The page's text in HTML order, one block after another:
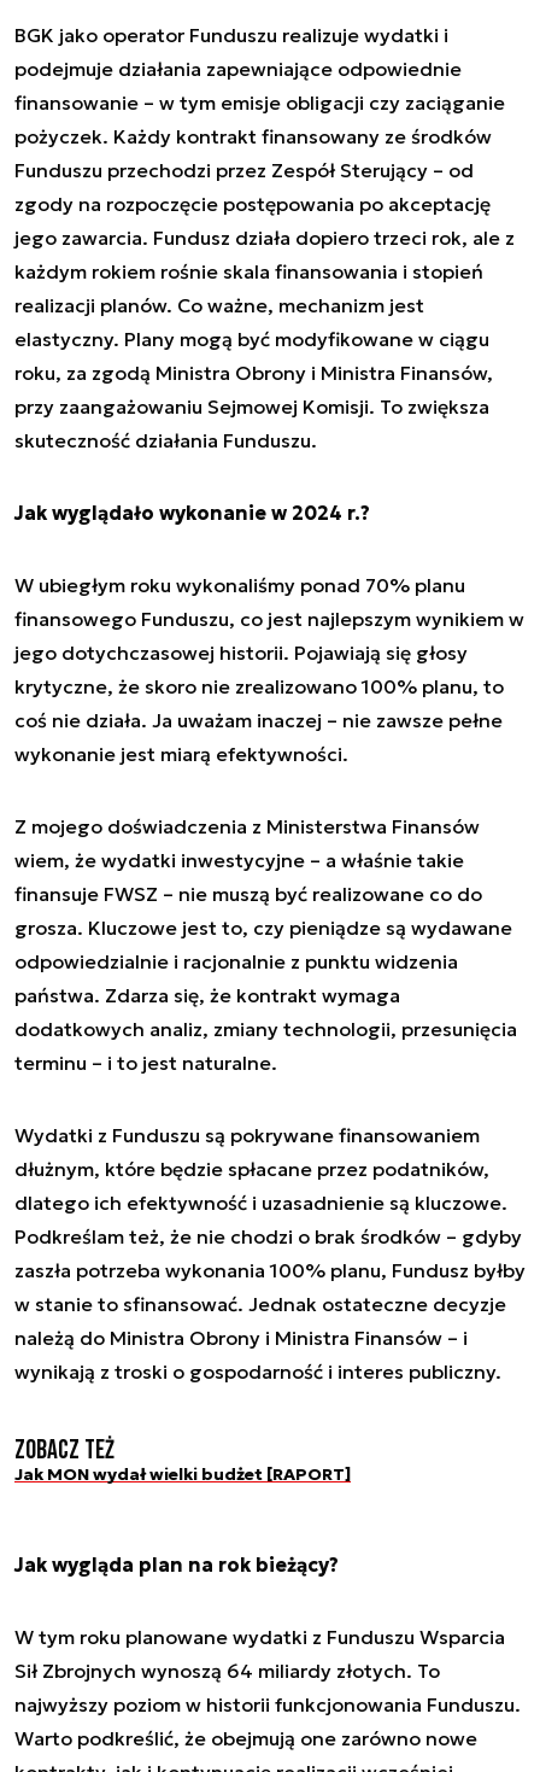
BGK jako operator Funduszu realizuje wydatki i
podejmuje działania zapewniające odpowiednie
finansowanie – w tym emisje obligacji czy zaciąganie
pożyczek. Każdy kontrakt finansowany ze środków
Funduszu przechodzi przez Zespół Sterujący – od
zgody na rozpoczęcie postępowania po akceptację
jego zawarcia. Fundusz działa dopiero trzeci rok, ale z
każdym rokiem rośnie skala finansowania i stopień
realizacji planów. Co ważne, mechanizm jest
elastyczny. Plany mogą być modyfikowane w ciągu
roku, za zgodą Ministra Obrony i Ministra Finansów,
przy zaangażowaniu Sejmowej Komisji. To zwiększa
skuteczność działania Funduszu.
Jak wyglądało wykonanie w 2024 r.?
W ubiegłym roku wykonaliśmy ponad 70% planu
finansowego Funduszu, co jest najlepszym wynikiem w
jego dotychczasowej historii. Pojawiają się głosy
krytyczne, że skoro nie zrealizowano 100% planu, to
coś nie działa. Ja uważam inaczej – nie zawsze pełne
wykonanie jest miarą efektywności.
Z mojego doświadczenia z Ministerstwa Finansów
wiem, że wydatki inwestycyjne – a właśnie takie
finansuje FWSZ – nie muszą być realizowane co do
grosza. Kluczowe jest to, czy pieniądze są wydawane
odpowiedzialnie i racjonalnie z punktu widzenia
państwa. Zdarza się, że kontrakt wymaga
dodatkowych analiz, zmiany technologii, przesunięcia
terminu – i to jest naturalne.
Wydatki z Funduszu są pokrywane finansowaniem
dłużnym, które będzie spłacane przez podatników,
dlatego ich efektywność i uzasadnienie są kluczowe.
Podkreślam też, że nie chodzi o brak środków – gdyby
zaszła potrzeba wykonania 100% planu, Fundusz byłby
w stanie to sfinansować. Jednak ostateczne decyzje
należą do Ministra Obrony i Ministra Finansów – i
wynikają z troski o gospodarność i interes publiczny.
Zobacz też
Jak MON wydał wielki budżet [RAPORT]
Jak wygląda plan na rok bieżący?
W tym roku planowane wydatki z Funduszu Wsparcia
Sił Zbrojnych wynoszą 64 miliardy złotych. To
najwyższy poziom w historii funkcjonowania Funduszu.
Warto podkreślić, że obejmują one zarówno nowe